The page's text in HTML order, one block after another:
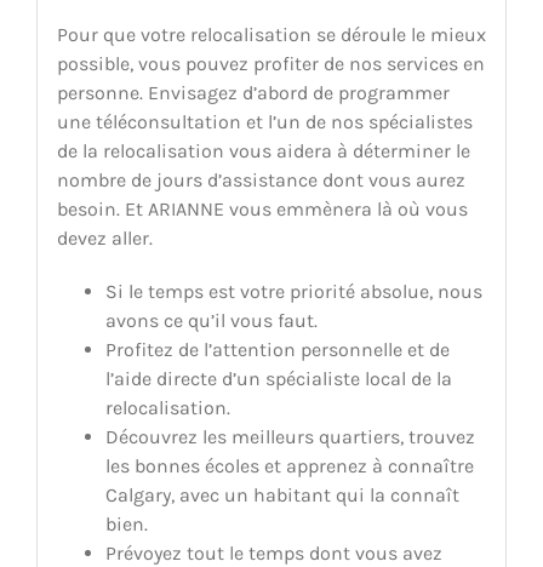
Pour que votre relocalisation se déroule le mieux
possible, vous pouvez profiter de nos services en
personne. Envisagez d’abord de programmer
une téléconsultation et l’un de nos spécialistes
de la relocalisation vous aidera à déterminer le
nombre de jours d’assistance dont vous aurez
besoin. Et ARIANNE vous emmènera là où vous
devez aller.
Si le temps est votre priorité absolue, nous
avons ce qu’il vous faut.
Profitez de l’attention personnelle et de
l’aide directe d’un spécialiste local de la
relocalisation.
Découvrez les meilleurs quartiers, trouvez
les bonnes écoles et apprenez à connaître
Calgary, avec un habitant qui la connaît
bien.
Prévoyez tout le temps dont vous avez